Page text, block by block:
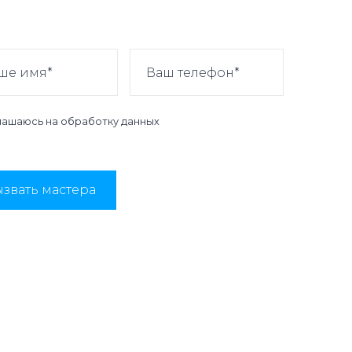
на обработку данных
мастера